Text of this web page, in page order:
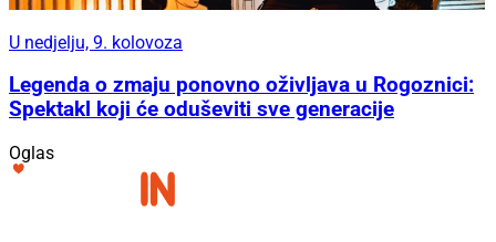
U nedjelju, 9. kolovoza
Legenda o zmaju ponovno oživljava u Rogoznici:
Spektakl koji će oduševiti sve generacije
Oglas